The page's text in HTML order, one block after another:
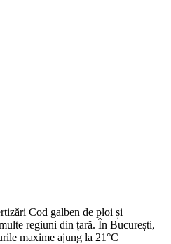
Cod galben de ploi și
regiuni din țară. În București,
maxime ajung la 21°C